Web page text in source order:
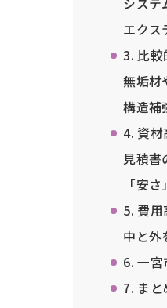
システ
エクス
3. 比較
無垢材
構造補
4. 資
見積書
「安
5. 費
中と外
6. 一
7. まと